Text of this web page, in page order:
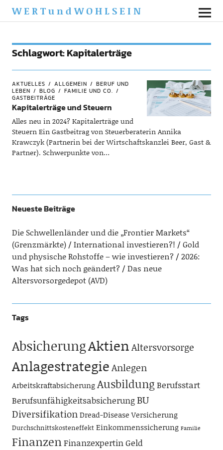
WERTundWOHLSEIN
Schlagwort:Kapitalerträge
AKTUELLES ALLGEMEIN
BERUF UND
LEBEN
BLOG
FAMILIE UND CO.
GASTBEITRÄGE
Kapitalerträge und Steuern
Alles neu in 2024? Kapitalerträge und
Steuern Ein Gastbeitrag von Steuerberaterin Annika
Krawczyk (Partnerin bei der Wirtschaftskanzlei Beer, Gast &
Partner). Schwerpunkte von…
Neueste Beiträge
Die Schwellenländer und die „Frontier Markets“
(Grenzmärkte)
International investieren?!
Gold
und physische Rohstoffe – wie investieren?
2026:
Was hat sich noch geändert?
Das neue
Altersvorsorgedepot (AVD)
Tags
AbsicherungAktienAltersvorsorge
AnlagestrategieAnlegen
ArbeitskraftabsicherungAusbildung Berufsstart
BerufsunfähigkeitsabsicherungBU
DiversifikationDread-Disease Versicherung
Durchschnittskosteneffekt Einkommenssicherung Familie
FinanzenFinanzexpertinGeld